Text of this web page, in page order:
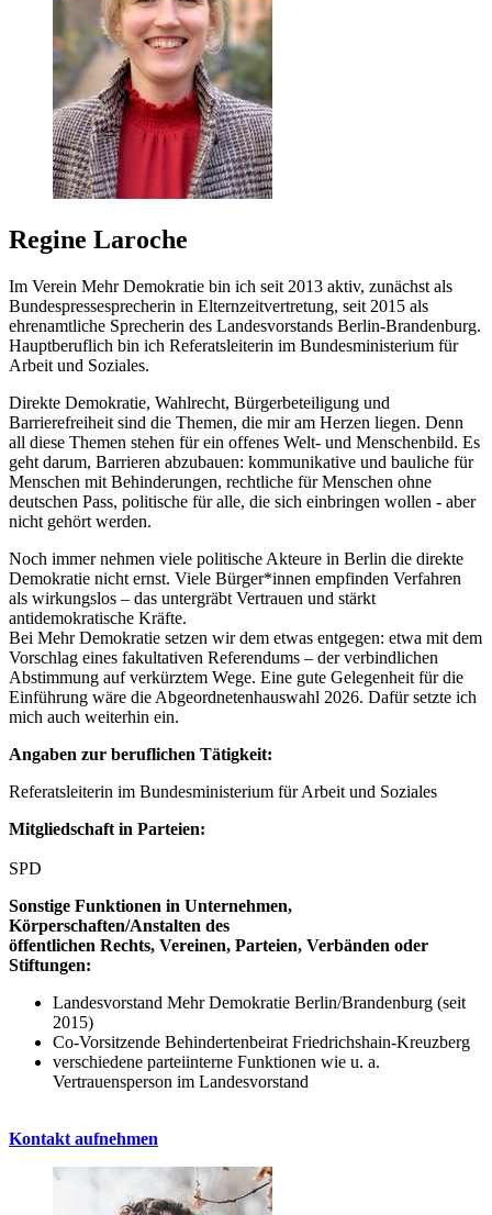
Regine Laroche
Im Verein Mehr Demokratie bin ich seit 2013 aktiv, zunächst als
Bundespressesprecherin in Elternzeitvertretung, seit 2015 als
ehrenamtliche Sprecherin des Landesvorstands Berlin-Brandenburg.
Hauptberuflich bin ich Referatsleiterin im Bundesministerium für
Arbeit und Soziales.
Direkte Demokratie, Wahlrecht, Bürgerbeteiligung und
Barrierefreiheit sind die Themen, die mir am Herzen liegen. Denn
all diese Themen stehen für ein offenes Welt- und Menschenbild. Es
geht darum, Barrieren abzubauen: kommunikative und bauliche für
Menschen mit Behinderungen, rechtliche für Menschen ohne
deutschen Pass, politische für alle, die sich einbringen wollen - aber
nicht gehört werden.
Noch immer nehmen viele politische Akteure in Berlin die direkte
Demokratie nicht ernst. Viele Bürger*innen empfinden Verfahren
als wirkungslos – das untergräbt Vertrauen und stärkt
antidemokratische Kräfte.
Bei Mehr Demokratie setzen wir dem etwas entgegen: etwa mit dem
Vorschlag eines fakultativen Referendums – der verbindlichen
Abstimmung auf verkürztem Wege. Eine gute Gelegenheit für die
Einführung wäre die Abgeordnetenhauswahl 2026. Dafür setzte ich
mich auch weiterhin ein.
Angaben zur beruflichen Tätigkeit:
Referatsleiterin im Bundesministerium für Arbeit und Soziales
Mitgliedschaft in Parteien:
SPD
Sonstige Funktionen in Unternehmen,
Körperschaften/Anstalten des
öffentlichen Rechts, Vereinen, Parteien, Verbänden oder
Stiftungen:
Landesvorstand Mehr Demokratie Berlin/Brandenburg (seit
2015)
Co-Vorsitzende Behindertenbeirat Friedrichshain-Kreuzberg
verschiedene parteiinterne Funktionen wie u. a.
Vertrauensperson im Landesvorstand
Kontakt aufnehmen